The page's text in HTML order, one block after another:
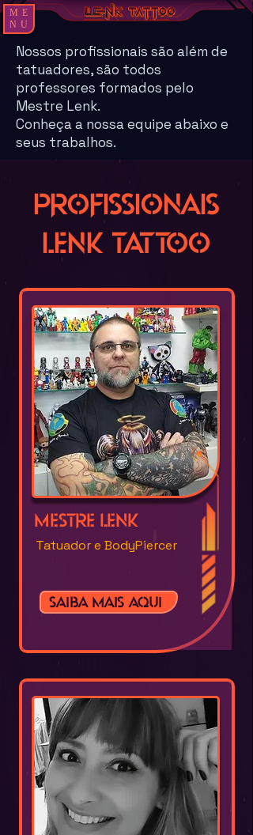
ME
NU
Nossos profissionais são além de
tatuadores, são todos
professores formados pelo
Mestre Lenk.
Conheça a nossa equipe abaixo e
seus trabalhos.
Profissionais
Lenk Tattoo
Mestre Lenk
Tatuador e BodyPiercer
Saiba mais aqui